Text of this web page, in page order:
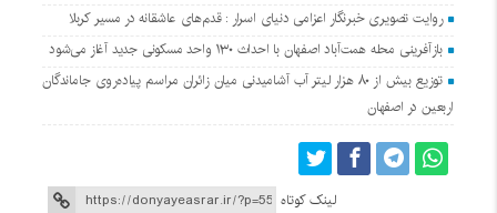
روایت تصویری خبرنگار اعزامی دنیای اسرار : قدم‌های عاشقانه در مسیر کربلا
بازآفرینی محله همت‌آباد اصفهان با احداث ۱۳۰ واحد مسکونی جدید آغاز می‌شود
توزیع بیش از ۸۰ هزار لیتر آب آشامیدنی میان زائران مراسم پیاده‌روی جاماندگان
اربعین در اصفهان
لینک کوتاه